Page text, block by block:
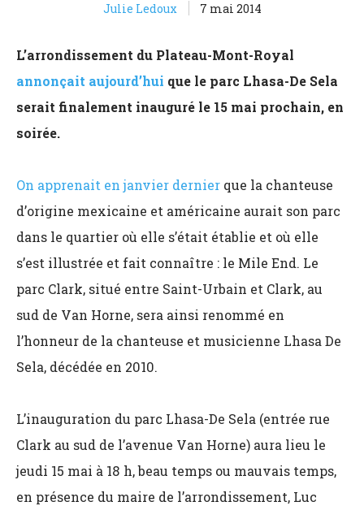
Julie Ledoux 7 mai 2014
L’arrondissement du Plateau-Mont-Royal
annonçait aujourd’hui que le parc Lhasa-De Sela
serait finalement inauguré le 15 mai prochain, en
soirée.
On apprenait en janvier dernier que la chanteuse
d’origine mexicaine et américaine aurait son parc
dans le quartier où elle s’était établie et où elle
s’est illustrée et fait connaître : le Mile End. Le
parc Clark, situé entre Saint-Urbain et Clark, au
sud de Van Horne, sera ainsi renommé en
l’honneur de la chanteuse et musicienne Lhasa De
Sela, décédée en 2010.
L’inauguration du parc Lhasa-De Sela (entrée rue
Clark au sud de l’avenue Van Horne) aura lieu le
jeudi 15 mai à 18 h, beau temps ou mauvais temps,
en présence du maire de l’arrondissement, Luc